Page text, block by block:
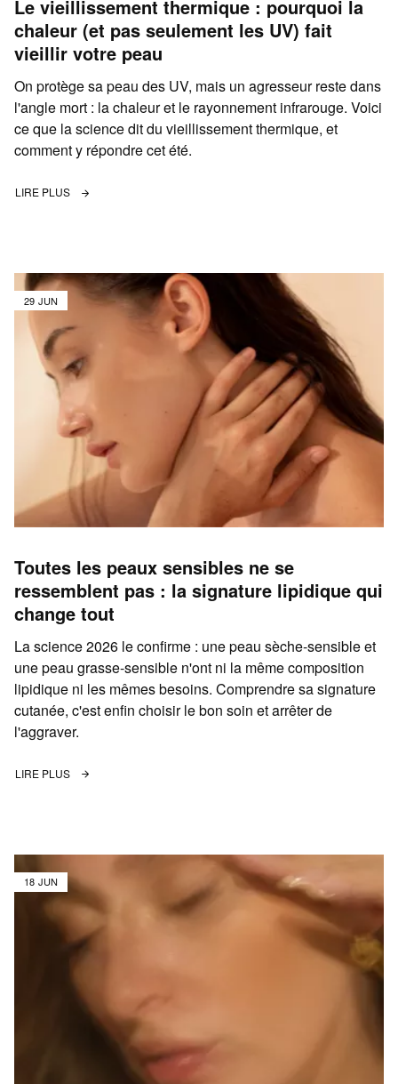
Le vieillissement thermique : pourquoi la
chaleur (et pas seulement les UV) fait
vieillir votre peau
On protège sa peau des UV, mais un agresseur reste dans
l'angle mort : la chaleur et le rayonnement infrarouge. Voici
ce que la science dit du vieillissement thermique, et
comment y répondre cet été.
LIRE PLUS
29 JUN
Toutes les peaux sensibles ne se
ressemblent pas : la signature lipidique qui
change tout
La science 2026 le confirme : une peau sèche-sensible et
une peau grasse-sensible n'ont ni la même composition
lipidique ni les mêmes besoins. Comprendre sa signature
cutanée, c'est enfin choisir le bon soin et arrêter de
l'aggraver.
LIRE PLUS
18 JUN